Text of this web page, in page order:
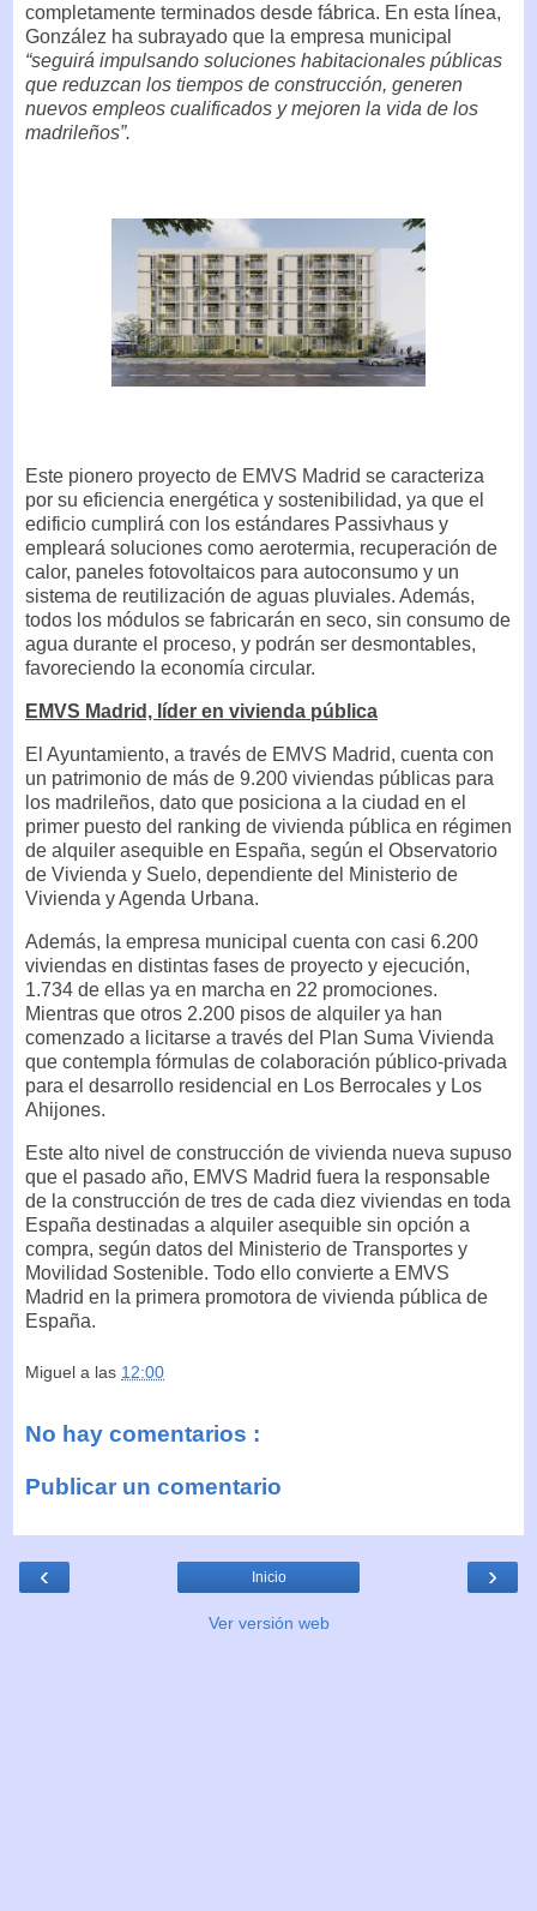
completamente terminados desde fábrica. En esta línea,
González ha subrayado que la empresa municipal
“seguirá impulsando soluciones habitacionales públicas
que reduzcan los tiempos de construcción, generen
nuevos empleos cualificados y mejoren la vida de los
madrileños”.
Este pionero proyecto de EMVS Madrid se caracteriza
por su eficiencia energética y sostenibilidad, ya que el
edificio cumplirá con los estándares Passivhaus y
empleará soluciones como aerotermia, recuperación de
calor, paneles fotovoltaicos para autoconsumo y un
sistema de reutilización de aguas pluviales. Además,
todos los módulos se fabricarán en seco, sin consumo de
agua durante el proceso, y podrán ser desmontables,
favoreciendo la economía circular.
EMVS Madrid, líder en vivienda pública
El Ayuntamiento, a través de EMVS Madrid, cuenta con
un patrimonio de más de 9.200 viviendas públicas para
los madrileños, dato que posiciona a la ciudad en el
primer puesto del ranking de vivienda pública en régimen
de alquiler asequible en España, según el Observatorio
de Vivienda y Suelo, dependiente del Ministerio de
Vivienda y Agenda Urbana.
Además, la empresa municipal cuenta con casi 6.200
viviendas en distintas fases de proyecto y ejecución,
1.734 de ellas ya en marcha en 22 promociones.
Mientras que otros 2.200 pisos de alquiler ya han
comenzado a licitarse a través del Plan Suma Vivienda
que contempla fórmulas de colaboración público-privada
para el desarrollo residencial en Los Berrocales y Los
Ahijones.
Este alto nivel de construcción de vivienda nueva supuso
que el pasado año, EMVS Madrid fuera la responsable
de la construcción de tres de cada diez viviendas en toda
España destinadas a alquiler asequible sin opción a
compra, según datos del Ministerio de Transportes y
Movilidad Sostenible. Todo ello convierte a EMVS
Madrid en la primera promotora de vivienda pública de
España.
Miguel a las 12:00
No hay comentarios :
Publicar un comentario
‹ ›
Inicio
Ver versión web